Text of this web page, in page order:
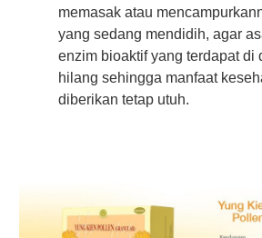
memasak atau
yang sedang mendidih, agar
enzim bioaktif yang terdapat di
hilang sehingga manfaat
diberikan tetap utuh.